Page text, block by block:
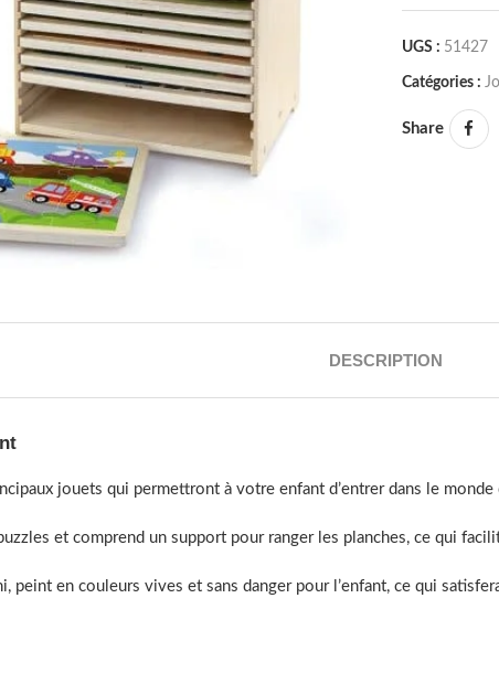
UGS : 51427
Catégories :
Share
DESCRIPTION
jouets qui permettront à votre enfant d’entrer dans le
et comprend un support pour ranger les planches, ce qui
peint en couleurs vives et sans danger pour l’enfant, ce qui